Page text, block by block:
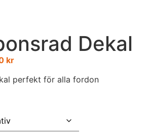
Dekal
kr
perfekt för alla fordon